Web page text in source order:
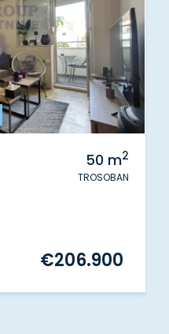
50 m2
TROSOBAN
€206.900